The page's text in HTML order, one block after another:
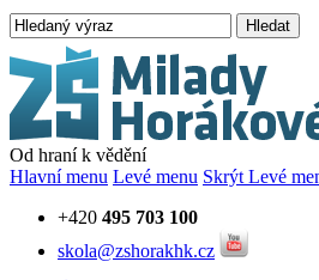
Hledat
Od hraní k vědění
Hlavní menu Levé menu Skrýt Levé
+420 495 703 100
skola@zshorakhk.cz